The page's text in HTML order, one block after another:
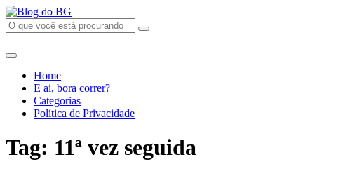
Home
E ai, bora correr?
Categorias
Política de Privacidade
Tag: 11ª vez seguida